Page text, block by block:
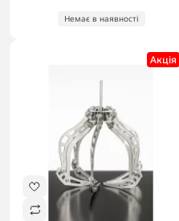
Немає в наявності
Акцiя